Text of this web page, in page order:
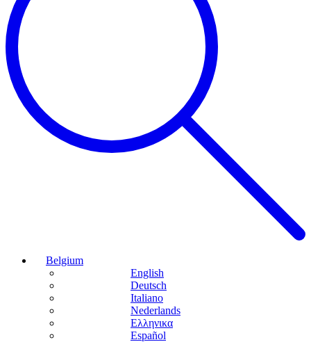
Belgium
English
Deutsch
Italiano
Nederlands
Ελληνικα
Español